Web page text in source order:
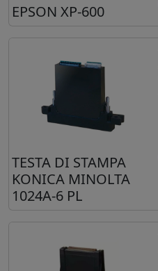
EPSON XP-600
TESTA DI STAMPA
KONICA MINOLTA
1024A-6 PL